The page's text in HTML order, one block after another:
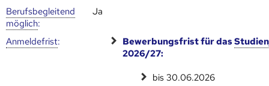
Berufs­begleitend
möglich:
Ja
Anmelde­frist: Bewerbungsfrist für das
2026/27:
bis 30.06.2026